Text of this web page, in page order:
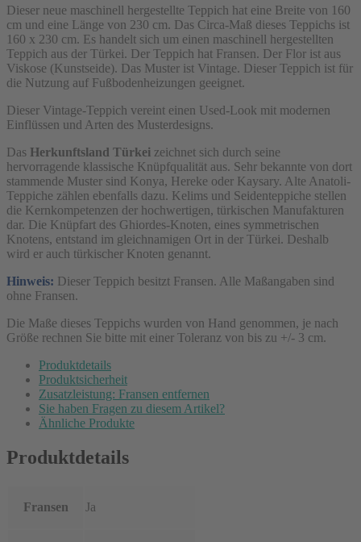
Dieser neue maschinell hergestellte Teppich hat eine Breite von 160
cm und eine Länge von 230 cm. Das Circa-Maß dieses Teppichs ist
160 x 230 cm. Es handelt sich um einen maschinell hergestellten
Teppich aus der Türkei. Der Teppich hat Fransen. Der Flor ist aus
Viskose (Kunstseide). Das Muster ist Vintage. Dieser Teppich ist für
die Nutzung auf Fußbodenheizungen geeignet.
Dieser Vintage-Teppich vereint einen Used-Look mit modernen
Einflüssen und Arten des Musterdesigns.
Das Herkunftsland Türkei zeichnet sich durch seine
hervorragende klassische Knüpfqualität aus. Sehr bekannte von dort
stammende Muster sind Konya, Hereke oder Kaysary. Alte Anatoli-
Teppiche zählen ebenfalls dazu. Kelims und Seidenteppiche stellen
die Kernkompetenzen der hochwertigen, türkischen Manufakturen
dar. Die Knüpfart des Ghiordes-Knoten, eines symmetrischen
Knotens, entstand im gleichnamigen Ort in der Türkei. Deshalb
wird er auch türkischer Knoten genannt.
Hinweis: Dieser Teppich besitzt Fransen. Alle Maßangaben sind
ohne Fransen.
Die Maße dieses Teppichs wurden von Hand genommen, je nach
Größe rechnen Sie bitte mit einer Toleranz von bis zu +/- 3 cm.
Produktdetails
Produktsicherheit
Zusatzleistung: Fransen entfernen
Sie haben Fragen zu diesem Artikel?
Ähnliche Produkte
Produktdetails
Fransen Ja